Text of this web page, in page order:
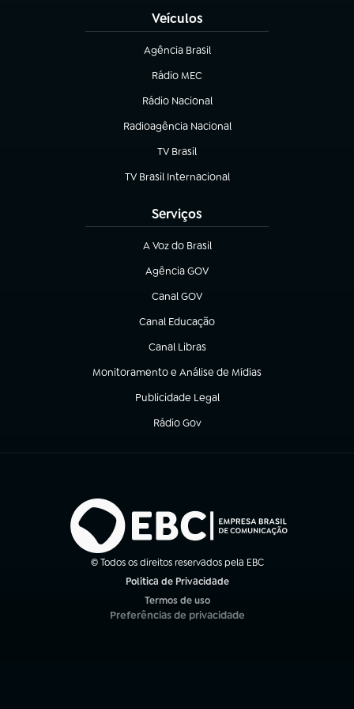
Veículos
Agência Brasil
(abre em nova aba)
Rádio MEC
(abre em nova aba)
Rádio Nacional
Radioagência Nacional
(abre em nova aba)
TV Brasil
(abre em nova aba)
TV Brasil Internacional
(abre em nova aba)
Serviços
A Voz do Brasil
(abre em nova aba)
Agência GOV
(abre em nova aba)
Canal GOV
(abre em nova aba)
Canal Educação
(abre em nova aba)
Canal Libras
(abre em nova aba)
Monitoramento e Análise de Mídias
(abre em nova aba)
Publicidade Legal
(abre em nova aba)
Rádio Gov
(abre em nova aba)
© Todos os direitos reservados pela EBC
Política de Privacidade
Termos de uso
(abre em nova aba)
Preferências de privacidade